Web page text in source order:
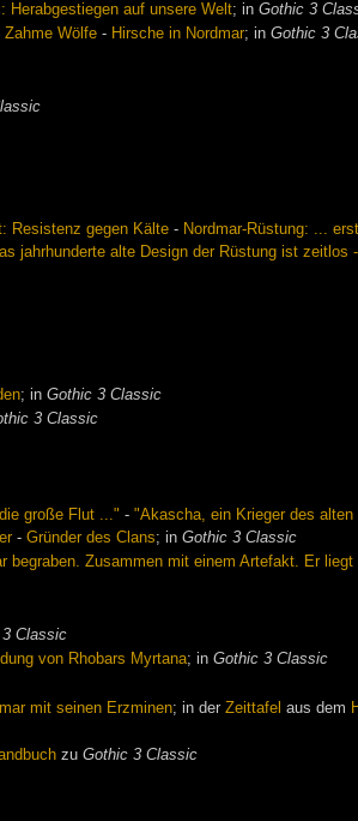
Herabgestiegen auf unsere Welt; inGothic 3
Zahme Wölfe - Hirsche in Nordmar; inGothic 3
Resistenz gegen Kälte - Nordmar-Rüstung: ...
jahrhunderte alte Design der Rüstung ist
; inGothic 3 Classic
3 Classic
große Flut ..." -"Akascha, ein Krieger des alten
-Gründer des Clans; inGothic 3 Classic
begraben. Zusammen mit einem Artefakt. Er liegt
Classic
von Rhobars Myrtana; inGothic 3 Classic
mit seinen Erzminen; in derZeittafel aus dem
zuGothic 3 Classic